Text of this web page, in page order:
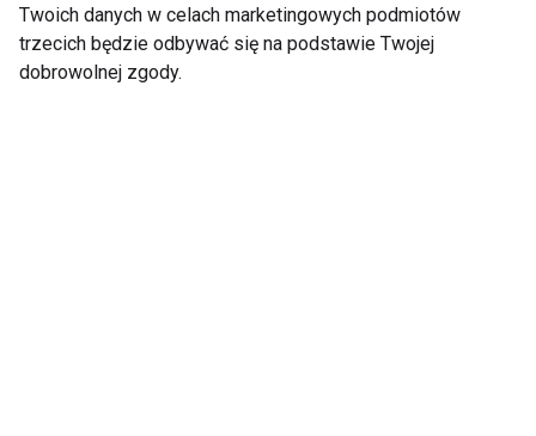
Twoich danych w celach marketingowych podmiotów
trzecich będzie odbywać się na podstawie Twojej
dobrowolnej zgody.